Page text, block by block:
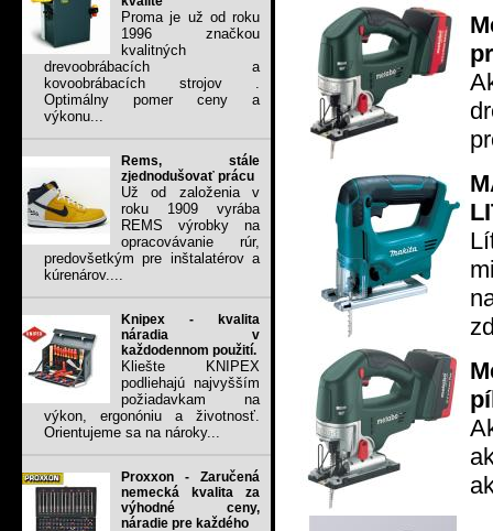
Proma je už od roku
1996 značkou
kvalitných
drevoobrábacích a
kovoobrábacích strojov .
Optimálny pomer ceny a
výkonu...
Rems, stále
zjednodušovať prácu
Už od založenia v
roku 1909 vyrába
REMS výrobky na
opracovávanie rúr,
predovšetkým pre inštalatérov a
kúrenárov....
Knipex - kvalita
náradia v
každodennom použití.
Kliešte KNIPEX
podliehajú najvyšším
požiadavkam na
výkon, ergonóniu a životnosť.
Orientujeme sa na nároky...
Proxxon - Zaručená
nemecká kvalita za
výhodné ceny,
náradie pre každého